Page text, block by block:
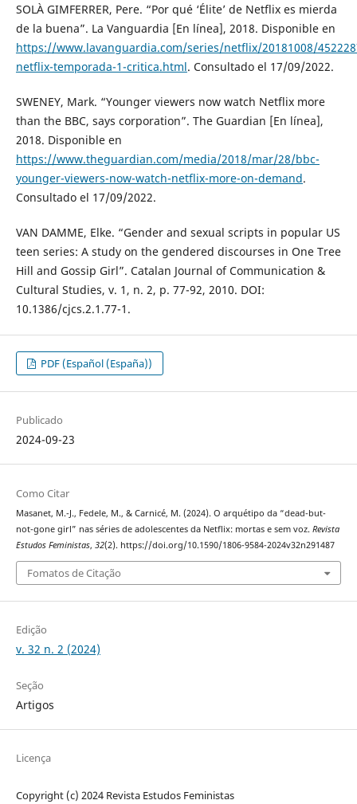
SOLÀ GIMFERRER, Pere. “Por qué ‘Élite’ de Netflix es mierda
de la buena”. La Vanguardia [En línea], 2018. Disponible en
https://www.lavanguardia.com/series/netflix/20181008/
netflix-temporada-1-critica.html. Consultado el 17/09/2022.
SWENEY, Mark. “Younger viewers now watch Netflix more
than the BBC, says corporation”. The Guardian [En línea],
2018. Disponible en
https://www.theguardian.com/media/2018/mar/28/bbc-
younger-viewers-now-watch-netflix-more-on-demand.
Consultado el 17/09/2022.
VAN DAMME, Elke. “Gender and sexual scripts in popular US
teen series: A study on the gendered discourses in One Tree
Hill and Gossip Girl”. Catalan Journal of Communication &
Cultural Studies, v. 1, n. 2, p. 77-92, 2010. DOI:
10.1386/cjcs.2.1.77-1.
PDF (Español (España))
Publicado
2024-09-23
Como Citar
Masanet, M.-J., Fedele, M., & Carnicé, M. (2024). O arquétipo da “dead-but-
not-gone girl” nas séries de adolescentes da Netflix: mortas e sem voz. Revista
Estudos Feministas, 32(2). https://doi.org/10.1590/1806-9584-2024v32n291487
Fomatos de Citação
Edição
v. 32 n. 2 (2024)
Seção
Artigos
Licença
Copyright (c) 2024 Revista Estudos Feministas